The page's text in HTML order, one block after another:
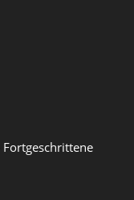
Fortgeschrittene